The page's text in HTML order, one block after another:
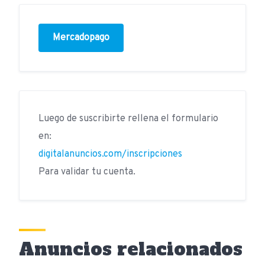
Mercadopago
Luego de suscribirte rellena el formulario
en:
digitalanuncios.com/inscripciones
Para validar tu cuenta.
Anuncios relacionados